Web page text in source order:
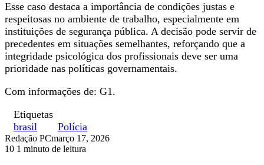
Esse caso destaca a importância de condições justas e
respeitosas no ambiente de trabalho, especialmente em
instituições de segurança pública. A decisão pode servir de
precedentes em situações semelhantes, reforçando que a
integridade psicológica dos profissionais deve ser uma
prioridade nas políticas governamentais.
Com informações de: G1.
Etiquetas
brasil
Polícia
Redação PCmarço 17, 2026
10 1 minuto de leitura